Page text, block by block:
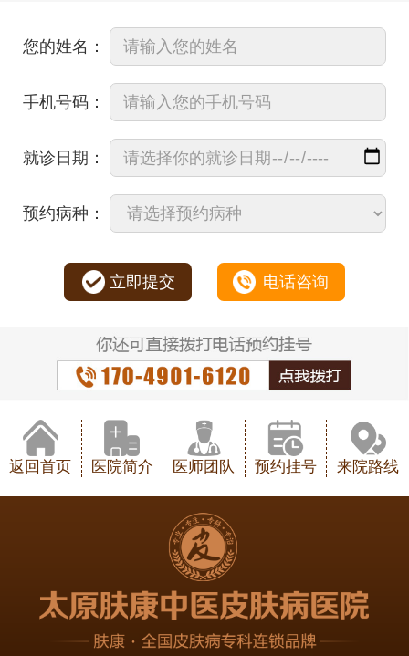
您的姓名：
手机号码：
就诊日期：
预约病种：
立即提交 电话咨询
返回首页 医院简介 医师团队 预约挂号 来院路线